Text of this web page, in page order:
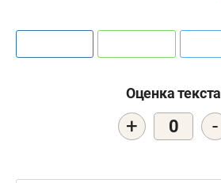
Оценка текста
+ 0 -